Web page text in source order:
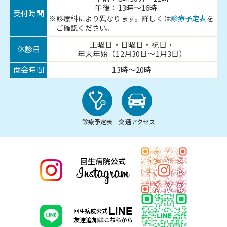
受付時間
午後：13時～16時
診療科により異なります。詳しくは診療予定表を
ご確認ください。
休診日
土曜日・日曜日・祝日・
年末年始（12月30日～1月3日）
面会時間 13時～20時
診療予定表 交通アクセス